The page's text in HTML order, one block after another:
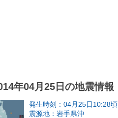
年04月25日の地震情報
発生時刻：04月25日10:28頃
震源地：岩手県沖